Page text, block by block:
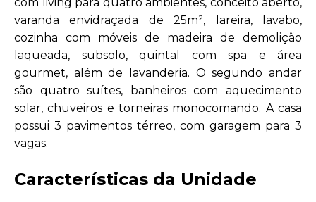
varanda envidraçada de 25m², lareira, lavabo,
cozinha com móveis de madeira de demolição
laqueada, subsolo, quintal com spa e área
gourmet, além de lavanderia. O segundo andar
são quatro suítes, banheiros com aquecimento
solar, chuveiros e torneiras monocomando. A casa
possui 3 pavimentos térreo, com garagem para 3
vagas.
Características da Unidade